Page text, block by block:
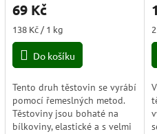
produktu
5,0
5
69 Kč
Měrná
cena:
138 Kč / 1 kg
Do košíku
Tento druh těstovin se vyrábí
pomocí řemeslných metod.
Těstoviny jsou bohaté na
bílkoviny, elastické a s velmi